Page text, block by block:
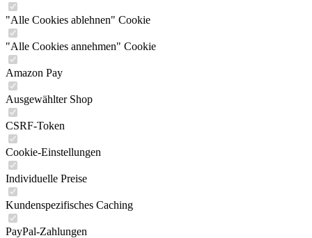
"Alle Cookies ablehnen" Cookie
"Alle Cookies annehmen" Cookie
Amazon Pay
Ausgewählter Shop
CSRF-Token
Cookie-Einstellungen
Individuelle Preise
Kundenspezifisches Caching
PayPal-Zahlungen